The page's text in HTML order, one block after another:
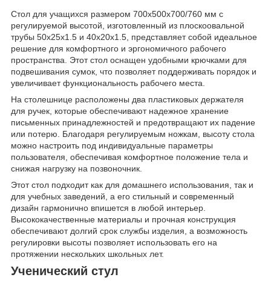
Стол для учащихся размером 700x500x700/760 мм с
регулируемой высотой, изготовленный из плоскоовальной
трубы 50x25x1.5 и 40x20x1.5, представляет собой идеальное
решение для комфортного и эргономичного рабочего
пространства. Этот стол оснащен удобными крючками для
подвешивания сумок, что позволяет поддерживать порядок и
увеличивает функциональность рабочего места.
На столешнице расположены два пластиковых держателя
для ручек, которые обеспечивают надежное хранение
письменных принадлежностей и предотвращают их падение
или потерю. Благодаря регулируемым ножкам, высоту стола
можно настроить под индивидуальные параметры
пользователя, обеспечивая комфортное положение тела и
снижая нагрузку на позвоночник.
Этот стол подходит как для домашнего использования, так и
для учебных заведений, а его стильный и современный
дизайн гармонично впишется в любой интерьер.
Высококачественные материалы и прочная конструкция
обеспечивают долгий срок службы изделия, а возможность
регулировки высоты позволяет использовать его на
протяжении нескольких школьных лет.
Ученический стул